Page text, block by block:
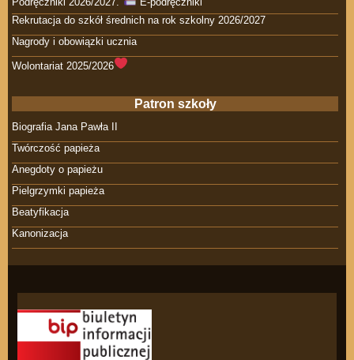
Rekrutacja do szkół średnich na rok szkolny 2026/2027
Nagrody i obowiązki ucznia
Wolontariat 2025/2026
Patron szkoły
Biografia Jana Pawła II
Twórczość papieża
Anegdoty o papieżu
Pielgrzymki papieża
Beatyfikacja
Kanonizacja